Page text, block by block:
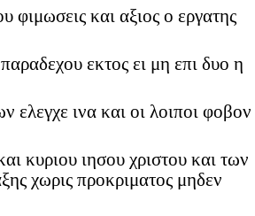
φιμωσεις και αξιος ο εργατης
εκτος ει μη επι δυο η
ελεγχε ινα και οι λοιποι φοβον
κυριου ιησου χριστου και των
χωρις προκριματος μηδεν